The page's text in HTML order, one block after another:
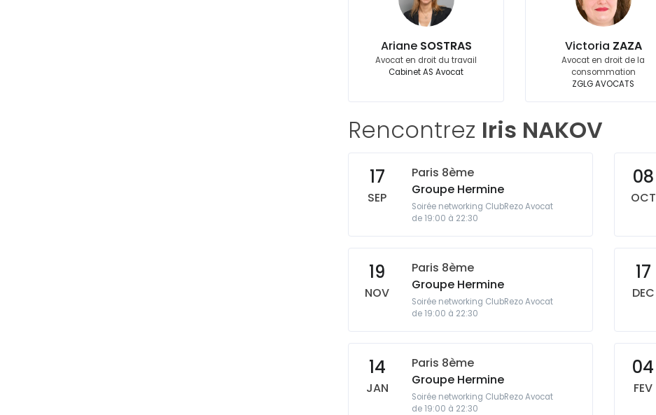
Ariane SOSTRAS
Avocat en droit du travail
Cabinet AS Avocat
Victoria ZAZA
Avocat en droit de la
consommation
ZGLG AVOCATS
Rencontrez Iris NAKOV
17
SEP
Paris 8ème
Groupe Hermine
Soirée networking ClubRezo Avocat
de 19:00 à 22:30
08
OCT
19
NOV
Paris 8ème
Groupe Hermine
Soirée networking ClubRezo Avocat
de 19:00 à 22:30
17
DEC
14
JAN
Paris 8ème
Groupe Hermine
Soirée networking ClubRezo Avocat
de 19:00 à 22:30
04
FEV